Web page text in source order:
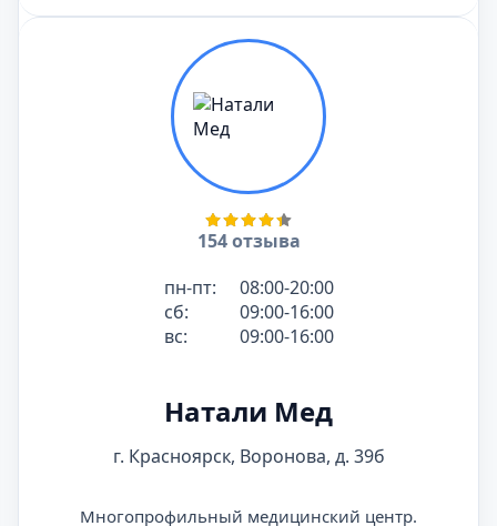
154 отзыва
пн-пт:
08:00-20:00
сб:
09:00-16:00
вс:
09:00-16:00
Натали Мед
г. Красноярск, Воронова, д. 39б
Многопрофильный медицинский центр.